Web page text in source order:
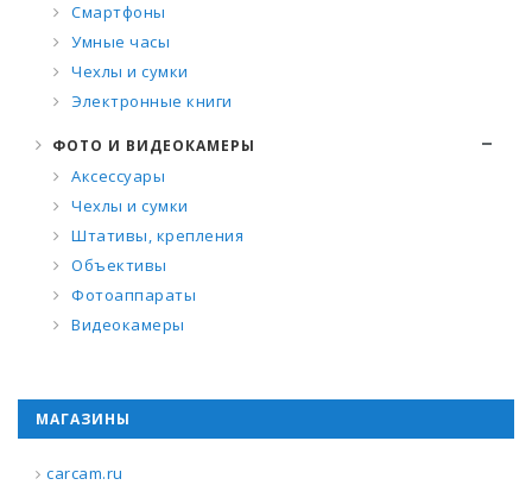
Смартфоны
Умные часы
Чехлы и сумки
Электронные книги
ФОТО И ВИДЕОКАМЕРЫ
Аксессуары
Чехлы и сумки
Штативы, крепления
Объективы
Фотоаппараты
Видеокамеры
МАГАЗИНЫ
carcam.ru